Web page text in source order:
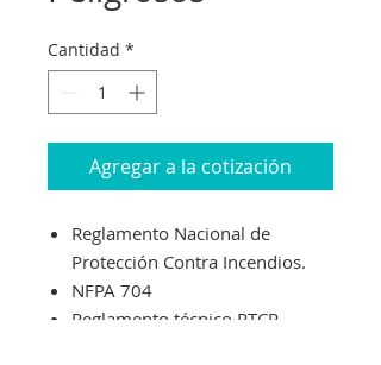
Cantidad *
Agregar a la cotización
Reglamento Nacional de
Protección Contra Incendios.
NFPA 704
Reglamento técnico RTCR